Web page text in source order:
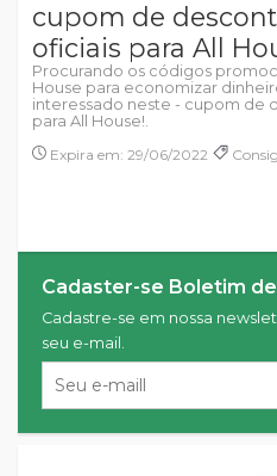
cupom de
oficiais para All
Procurando os códigos
House para economizar
interessado neste - cupom de
para All House!.
Expira em: 29/06/2022
Cadaster-se Boletim
Cadastre-se em nossa
seu e-mail.